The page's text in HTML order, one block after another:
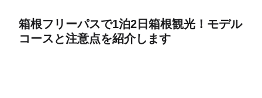
箱根フリーパスで1泊2日箱根観光！モデル
コースと注意点を紹介します